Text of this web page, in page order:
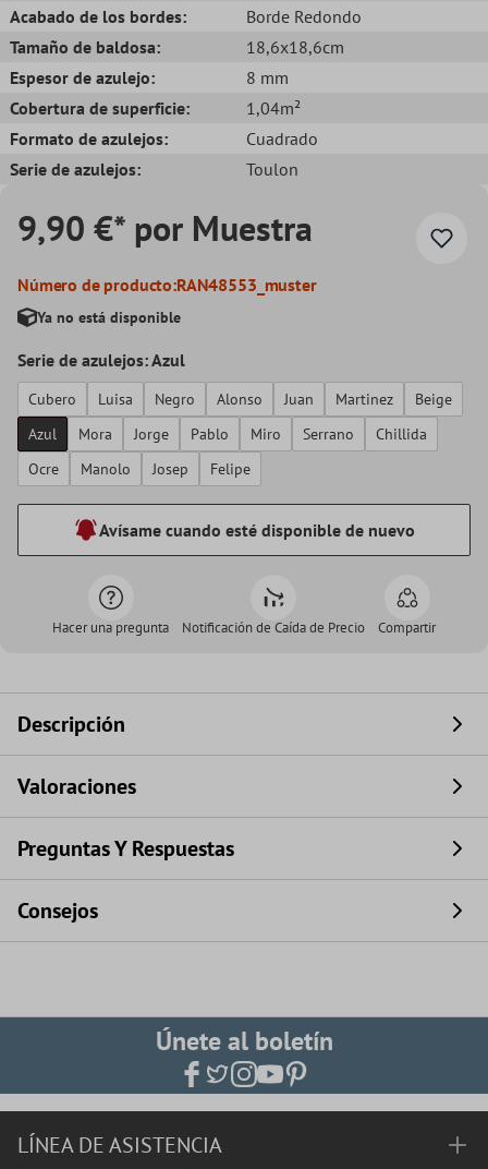
Acabado de los bordes:
Borde Redondo
Tamaño de baldosa:
18,6x18,6cm
Espesor de azulejo:
8 mm
Cobertura de superficie:
1,04m²
Formato de azulejos:
Cuadrado
Serie de azulejos:
Toulon
9,90 €* por Muestra
Número de producto:RAN48553_muster
Ya no está disponible
Serie de azulejos: Azul
Cubero Luisa Negro Alonso Juan Martinez
Beige
Azul
Mora Jorge Pablo Miro Serrano
Chillida
Ocre
Manolo Josep Felipe
Avísame cuando esté disponible de nuevo
Hacer una pregunta Notificación de Caída de Precio Compartir
Descripción
Valoraciones
Preguntas Y Respuestas
Consejos
Únete al boletín
LÍNEA DE ASISTENCIA